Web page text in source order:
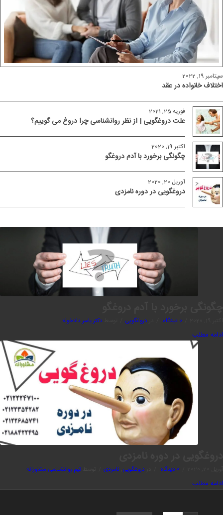
سپتامبر 19, 2022
اختلاف خانواده‌ در عقد
فوریه 25, 2021
علت دروغگویی | از نظر روانشناسی چرا دروغ می گوییم؟
اکتبر 19, 2020
چگونگی برخورد با آدم دروغگو
آوریل 20, 2020
دروغگویی در دوره نامزدی
0 دیدگاه دروغگویی دکتر یاسر دادخواه
ادامه مطلب
0 دیدگاه دروغگویی نامزدی تیم روانشناسی مشاورانه
ادامه مطلب